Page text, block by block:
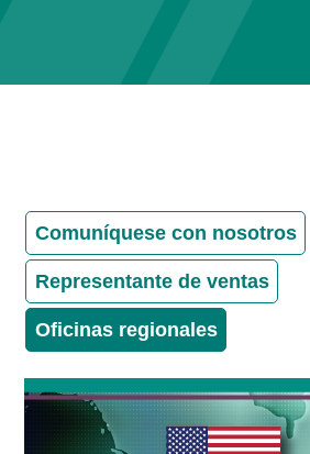
Comuníquese con nosotros
Representante de ventas
Oficinas regionales